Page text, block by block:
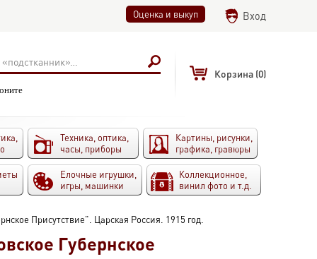
Оценка и выкуп Вход
Корзина (0)
Техника, оптика,
часы, приборы
Картины, рисунки,
графика, гравюры
Елочные игрушки,
игры, машинки
Коллекционное,
винил фото и т.д.
Присутствие". Царская Россия. 1915 год.
Губернское